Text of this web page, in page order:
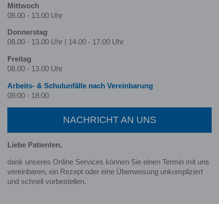
Mittwoch
08.00 - 13.00 Uhr
Donnerstag
08.00 - 13.00 Uhr | 14.00 - 17.00 Uhr
Freitag
08.00 - 13.00 Uhr
Arbeits- & Schulunfälle nach Ver­ein­barung
08:00 - 18:00
NACHRICHT AN UNS
Liebe Patienten,
dank unseres Online Services können Sie einen Termin mit uns
vereinbaren, ein Rezept oder eine Überweisung unkompliziert
und schnell vorbestellen.